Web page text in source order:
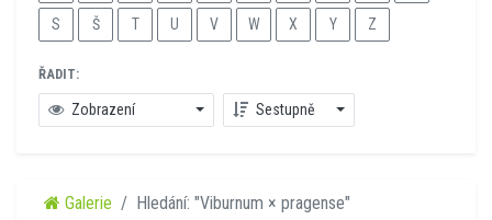
S Š T U V W X Y Z
ŘADIT:
Zobrazení Sestupně
Galerie Hledání: "Viburnum × pragense"